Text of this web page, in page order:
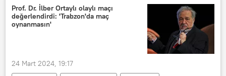
Prof. Dr. İlber Ortaylı olaylı maçı
değerlendirdi: 'Trabzon'da maç
oynanmasın'
24 Mart 2024, 19:17